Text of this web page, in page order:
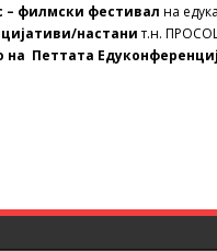
– филмски фестивал на
настанит.н.
на Петтата